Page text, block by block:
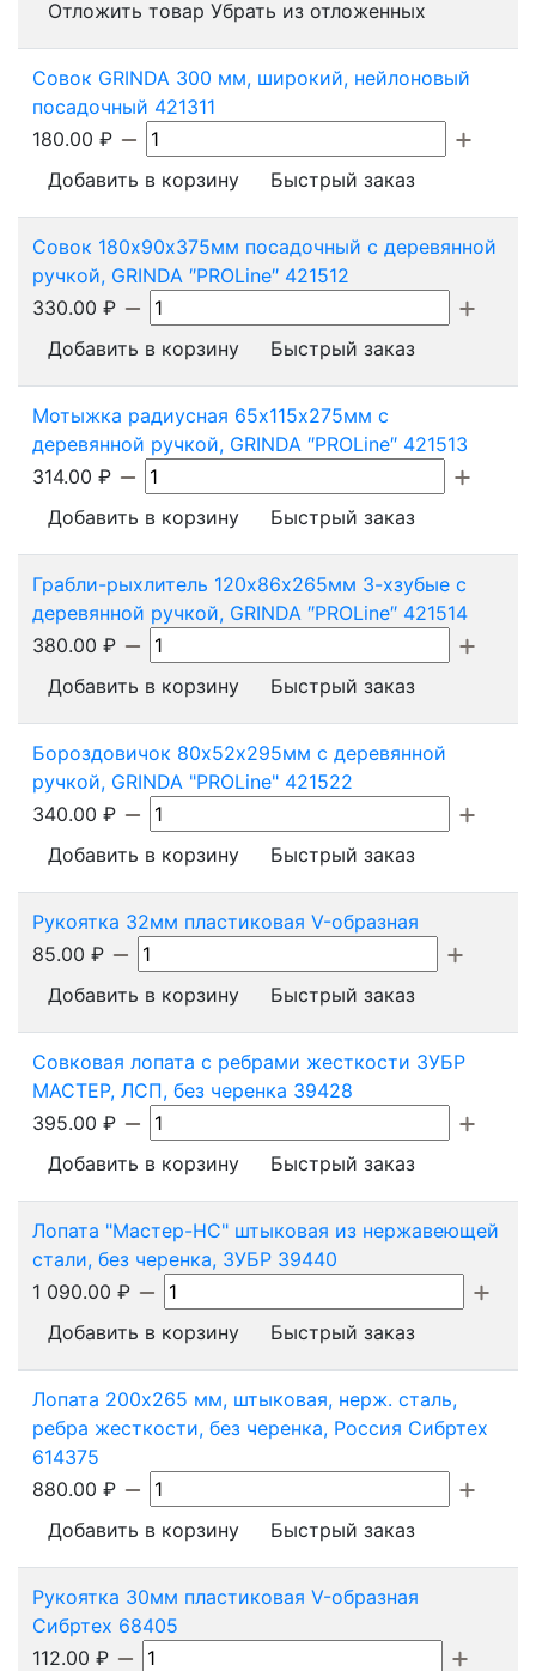
Отложить товар Убрать из отложенных
Совок GRINDA 300 мм, широкий, нейлоновый
посадочный 421311
180.00 ₽
Добавить в корзину
Быстрый заказ
Совок 180х90х375мм посадочный с деревянной
ручкой, GRINDA ″PROLine″ 421512
330.00 ₽
Добавить в корзину
Быстрый заказ
Мотыжка радиусная 65х115х275мм с
деревянной ручкой, GRINDA ″PROLine″ 421513
314.00 ₽
Добавить в корзину
Быстрый заказ
Грабли-рыхлитель 120х86х265мм 3-хзубые с
деревянной ручкой, GRINDA ″PROLine″ 421514
380.00 ₽
Добавить в корзину
Быстрый заказ
Бороздовичок 80х52х295мм с деревянной
ручкой, GRINDA "PROLine" 421522
340.00 ₽
Добавить в корзину
Быстрый заказ
Рукоятка 32мм пластиковая V-образная
85.00 ₽
Добавить в корзину
Быстрый заказ
Совковая лопата с ребрами жесткости ЗУБР
МАСТЕР, ЛСП, без черенка 39428
395.00 ₽
Добавить в корзину
Быстрый заказ
Лопата "Мастер-НС" штыковая из нержавеющей
стали, без черенка, ЗУБР 39440
1 090.00 ₽
Добавить в корзину
Быстрый заказ
Лопата 200х265 мм, штыковая, нерж. сталь,
ребра жесткости, без черенка, Россия Сибртех
614375
880.00 ₽
Добавить в корзину
Быстрый заказ
Рукоятка 30мм пластиковая V-образная
Сибртех 68405
112.00 ₽